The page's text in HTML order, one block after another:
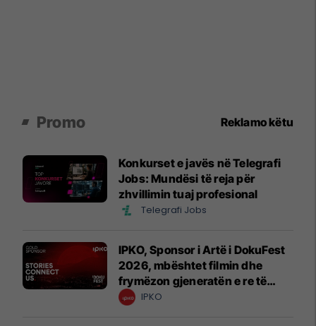
Promo Reklamo këtu
Konkurset e javës në Telegrafi
Jobs: Mundësi të reja për
zhvillimin tuaj profesional
Telegrafi Jobs
IPKO, Sponsor i Artë i DokuFest
2026, mbështet filmin dhe
frymëzon gjeneratën e re të
krijuesve
IPKO